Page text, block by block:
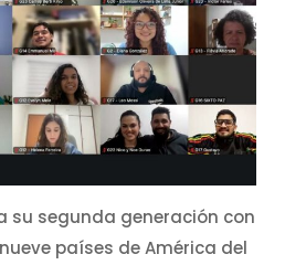
su segunda generación con
países de América del